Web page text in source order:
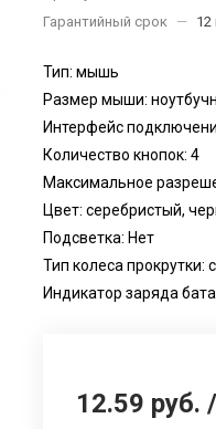
Гарантийный срок
— 12
Тип: мышь
Размер мыши:
Интерфейс
Количество кнопок: 4
Максимальное
Цвет: серебристый,
Подсветка: Нет
Тип колеса прокрутки:
Индикатор заряда
12.59 руб. /